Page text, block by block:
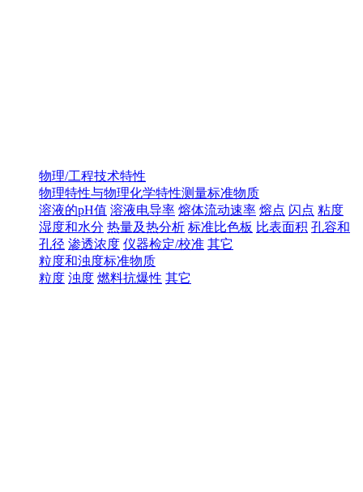
物理/工程技术特性
物理特性与物理化学特性测量标准物质
溶液的pH值 溶液电导率 熔体流动速率 熔点 闪点 粘度
湿度和水分 热量及热分析 标准比色板 比表面积 孔容和
孔径 渗透浓度 仪器检定/校准 其它
粒度和浊度标准物质
粒度 浊度 燃料抗爆性 其它